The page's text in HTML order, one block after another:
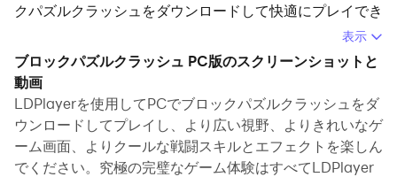
クパズルクラッシュをダウンロードして快適にプレイでき
PCでブロックパズルクラッシュを実行すると、大画面で
鮮明な表示が可能であり、マウスとキーボードでアプリケ
ーションを操作することは、タッチスクリーンキーボード
よりもはるかに速く、常にデバイスの電池残量の心配をす
る必要はありません。
表示
ブロックパズルクラッシュ PC版のスクリーンショットと
動画
LDPlayerを使用してPCでブロックパズルクラッシュをダ
ウンロードしてプレイし、より広い視野、よりきれいなゲ
ーム画面、よりクールな戦闘スキルとエフェクトを楽しん
でください。究極の完璧なゲーム体験はすべてLDPlayer